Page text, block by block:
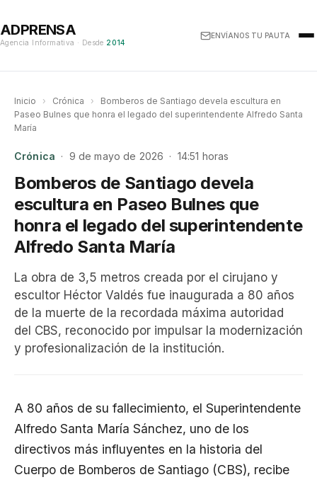
ADPRENSA
Agencia Informativa · Desde 2014
ENVÍANOS TU PAUTA
Inicio › Crónica ›
Bomberos de Santiago devela escultura en
Paseo Bulnes que honra el legado del superintendente Alfredo Santa
María
Crónica · 9 de mayo de 2026 · 14:51 horas
Bomberos de Santiago devela
escultura en Paseo Bulnes que
honra el legado del superintendente
Alfredo Santa María
La obra de 3,5 metros creada por el cirujano y
escultor Héctor Valdés fue inaugurada a 80 años
de la muerte de la recordada máxima autoridad
del CBS, reconocido por impulsar la modernización
y profesionalización de la institución.
A 80 años de su fallecimiento, el Superintendente
Alfredo Santa María Sánchez, uno de los
directivos más influyentes en la historia del
Cuerpo de Bomberos de Santiago (CBS), recibe